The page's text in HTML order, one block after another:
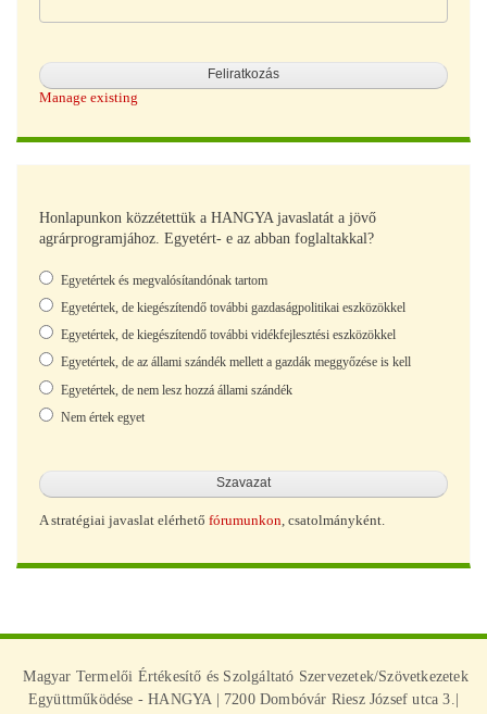
Manage existing
Honlapunkon közzétettük a HANGYA javaslatát a jövő
agrárprogramjához. Egyetért- e az abban foglaltakkal?
Választások
Egyetértek és megvalósítandónak tartom
Egyetértek, de kiegészítendő további gazdaságpolitikai eszközökkel
Egyetértek, de kiegészítendő további vidékfejlesztési eszközökkel
Egyetértek, de az állami szándék mellett a gazdák meggyőzése is kell
Egyetértek, de nem lesz hozzá állami szándék
Nem értek egyet
A stratégiai javaslat elérhető fórumunkon, csatolmányként.
Magyar Termelői Értékesítő és Szolgáltató Szervezetek/Szövetkezetek
Együttműködése - HANGYA | 7200 Dombóvár Riesz József utca 3.|